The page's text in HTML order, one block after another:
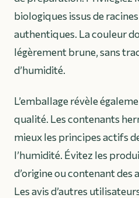
biologiques issus de
authentiques. La couleur
légèrement brune, sans
d’humidité.
L’emballage révèle
qualité. Les contenants
mieux les principes actifs
l’humidité. Évitez les
d’origine ou contenant
Les avis d’autres